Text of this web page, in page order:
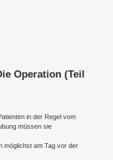
Operation (Teil
in der Regel vom
müssen sie
möglichst am Tag vor der